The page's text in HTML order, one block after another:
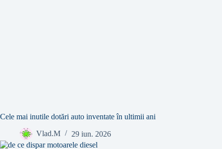
Cele mai inutile dotări auto inventate în ultimii ani
Vlad.M 29 iun. 2026